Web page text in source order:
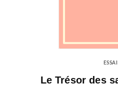
Le Trésor des